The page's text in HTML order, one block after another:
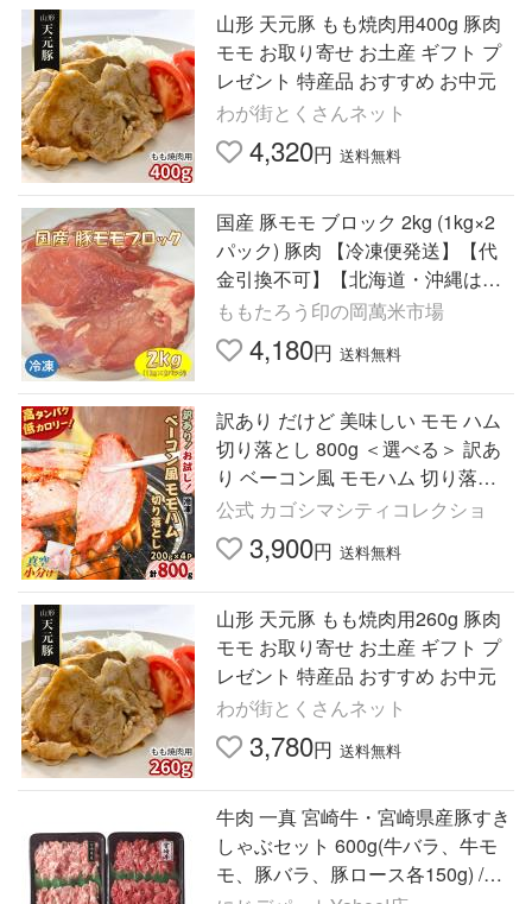
山形 天元豚 もも焼肉用400g 豚肉
モモ お取り寄せ お土産 ギフト プ
レゼント 特産品 おすすめ お中元
わが街とくさんネット
4,320円 送料無料
国産 豚モモ ブロック 2kg (1kg×2
パック) 豚肉 【冷凍便発送】【代
金引換不可】【北海道・沖縄は送
料770円加算】
ももたろう印の岡萬米市場
4,180円 送料無料
訳あり だけど 美味しい モモ ハム
切り落とし 800g ＜選べる＞ 訳あ
り ベーコン風 モモハム 切り落と
し 600g 〜 1.6kg ボンレスハム 豚
肉 小分け 薩摩ハム
公式 カゴシマシティコレクショ
3,900円 送料無料
山形 天元豚 もも焼肉用260g 豚肉
モモ お取り寄せ お土産 ギフト プ
レゼント 特産品 おすすめ お中元
わが街とくさんネット
3,780円 送料無料
牛肉 一真 宮崎牛・宮崎県産豚すき
しゃぶセット 600g(牛バラ、牛モ
モ、豚バラ、豚ロース各150g) /牛